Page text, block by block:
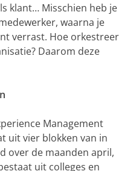
klant… Misschien heb je
waarna je
verrast. Hoe orkestreer
Daarom deze
Management
uit vier blokken van in
over de maanden april,
uit colleges en